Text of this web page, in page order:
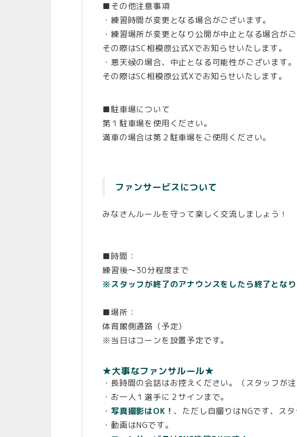
■その他注意事項
・練習時間が変更となる場合がございます。
・練習場所が変更となり公開が中止となる場合がご
その際はSC相模原公式Xでお知らせいたします。
・悪天候の場合、中止となる可能性がございます。
その際はSC相模原公式Xでお知らせいたします。
■駐車場について
第１駐車場を使用ください。
満車の場合は第２駐車場をご使用ください。
ファンサービスについて
みなさんルールを守って楽しく交流しましょう！
■時間：
練習後〜30分程度まで
※スタッフが終了のアナウンスをしたら終了とな
■場所：
体育館側通路（予定）
※当日はコーンを設置予定です。
★大事なファンサルール★
・長時間の会話はお控えください。（スタッフが注
・お一人１選手に２サインまで。
・ 写真撮影はOK！ 、ただし自撮りはNGです、ス
・動画はNGです。